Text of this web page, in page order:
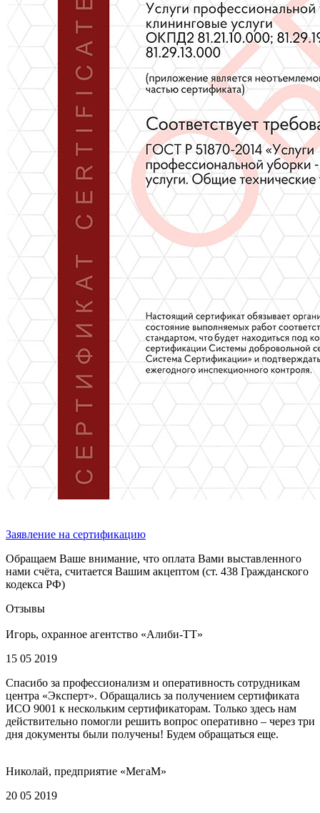
Заявление на сертификацию
Обращаем Ваше внимание, что оплата Вами выставленного
нами счёта, считается Вашим акцептом (ст. 438 Гражданского
кодекса РФ)
Отзывы
Игорь, охранное агентство «Алиби-ТТ»
15 05 2019
Спасибо за профессионализм и оперативность сотрудникам
центра «Эксперт». Обращались за получением сертификата
ИСО 9001 к нескольким сертификаторам. Только здесь нам
действительно помогли решить вопрос оперативно – через три
дня документы были получены! Будем обращаться еще.
Николай, предприятие «МегаМ»
20 05 2019